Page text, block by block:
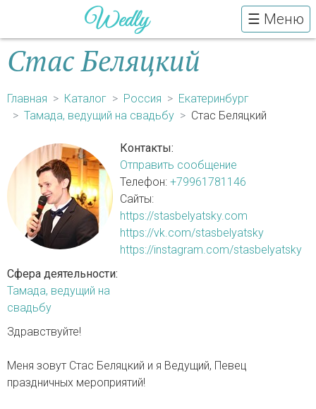
☰ Меню
Стас Беляцкий
Главная Каталог Россия
Екатеринбург
Тамада, ведущий на свадьбу
Стас Беляцкий
Контакты:
Отправить сообщение
Телефон: +79961781146
Сайты:
https://stasbelyatsky.com
https://vk.com/stasbelyatsky
https://instagram.com/stasbelyatsky
Сфера деятельности:
Тамада, ведущий на
свадьбу
Здравствуйте!
Меня зовут Стас Беляцкий и я Ведущий, Певец
праздничных мероприятий!